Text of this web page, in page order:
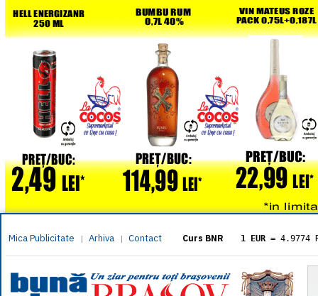
Mica Publicitate | Arhiva | Contact Curs BNR 1 EUR = 4.9774
= 5.8304
1 XAU= 464.4611
1 AED= 1.1933